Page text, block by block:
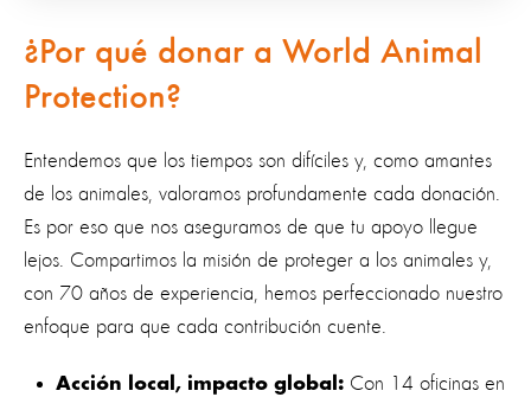
¿Por qué donar a World Animal
Protection?
Entendemos que los tiempos son difíciles y, como amantes
de los animales, valoramos profundamente cada donación.
Es por eso que nos aseguramos de que tu apoyo llegue
lejos. Compartimos la misión de proteger a los animales y,
con 70 años de experiencia, hemos perfeccionado nuestro
enfoque para que cada contribución cuente.
Acción local, impacto global: Con 14 oficinas en